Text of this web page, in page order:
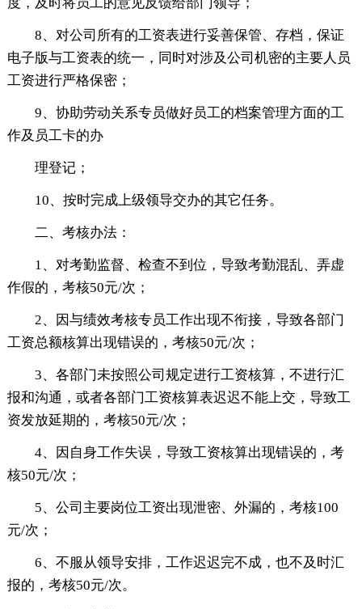
8、对公司所有的工资表进行妥善保管、存档，保证
电子版与工资表的统一，同时对涉及公司机密的主要人员
工资进行严格保密；
9、协助劳动关系专员做好员工的档案管理方面的工
作及员工卡的办
理登记；
10、按时完成上级领导交办的其它任务。
二、考核办法：
1、对考勤监督、检查不到位，导致考勤混乱、弄虚
作假的，考核50元/次；
2、因与绩效考核专员工作出现不衔接，导致各部门
工资总额核算出现错误的，考核50元/次；
3、各部门未按照公司规定进行工资核算，不进行汇
报和沟通，或者各部门工资核算表迟迟不能上交，导致工
资发放延期的，考核50元/次；
4、因自身工作失误，导致工资核算出现错误的，考
核50元/次；
5、公司主要岗位工资出现泄密、外漏的，考核100
元/次；
6、不服从领导安排，工作迟迟完不成，也不及时汇
报的，考核50元/次。